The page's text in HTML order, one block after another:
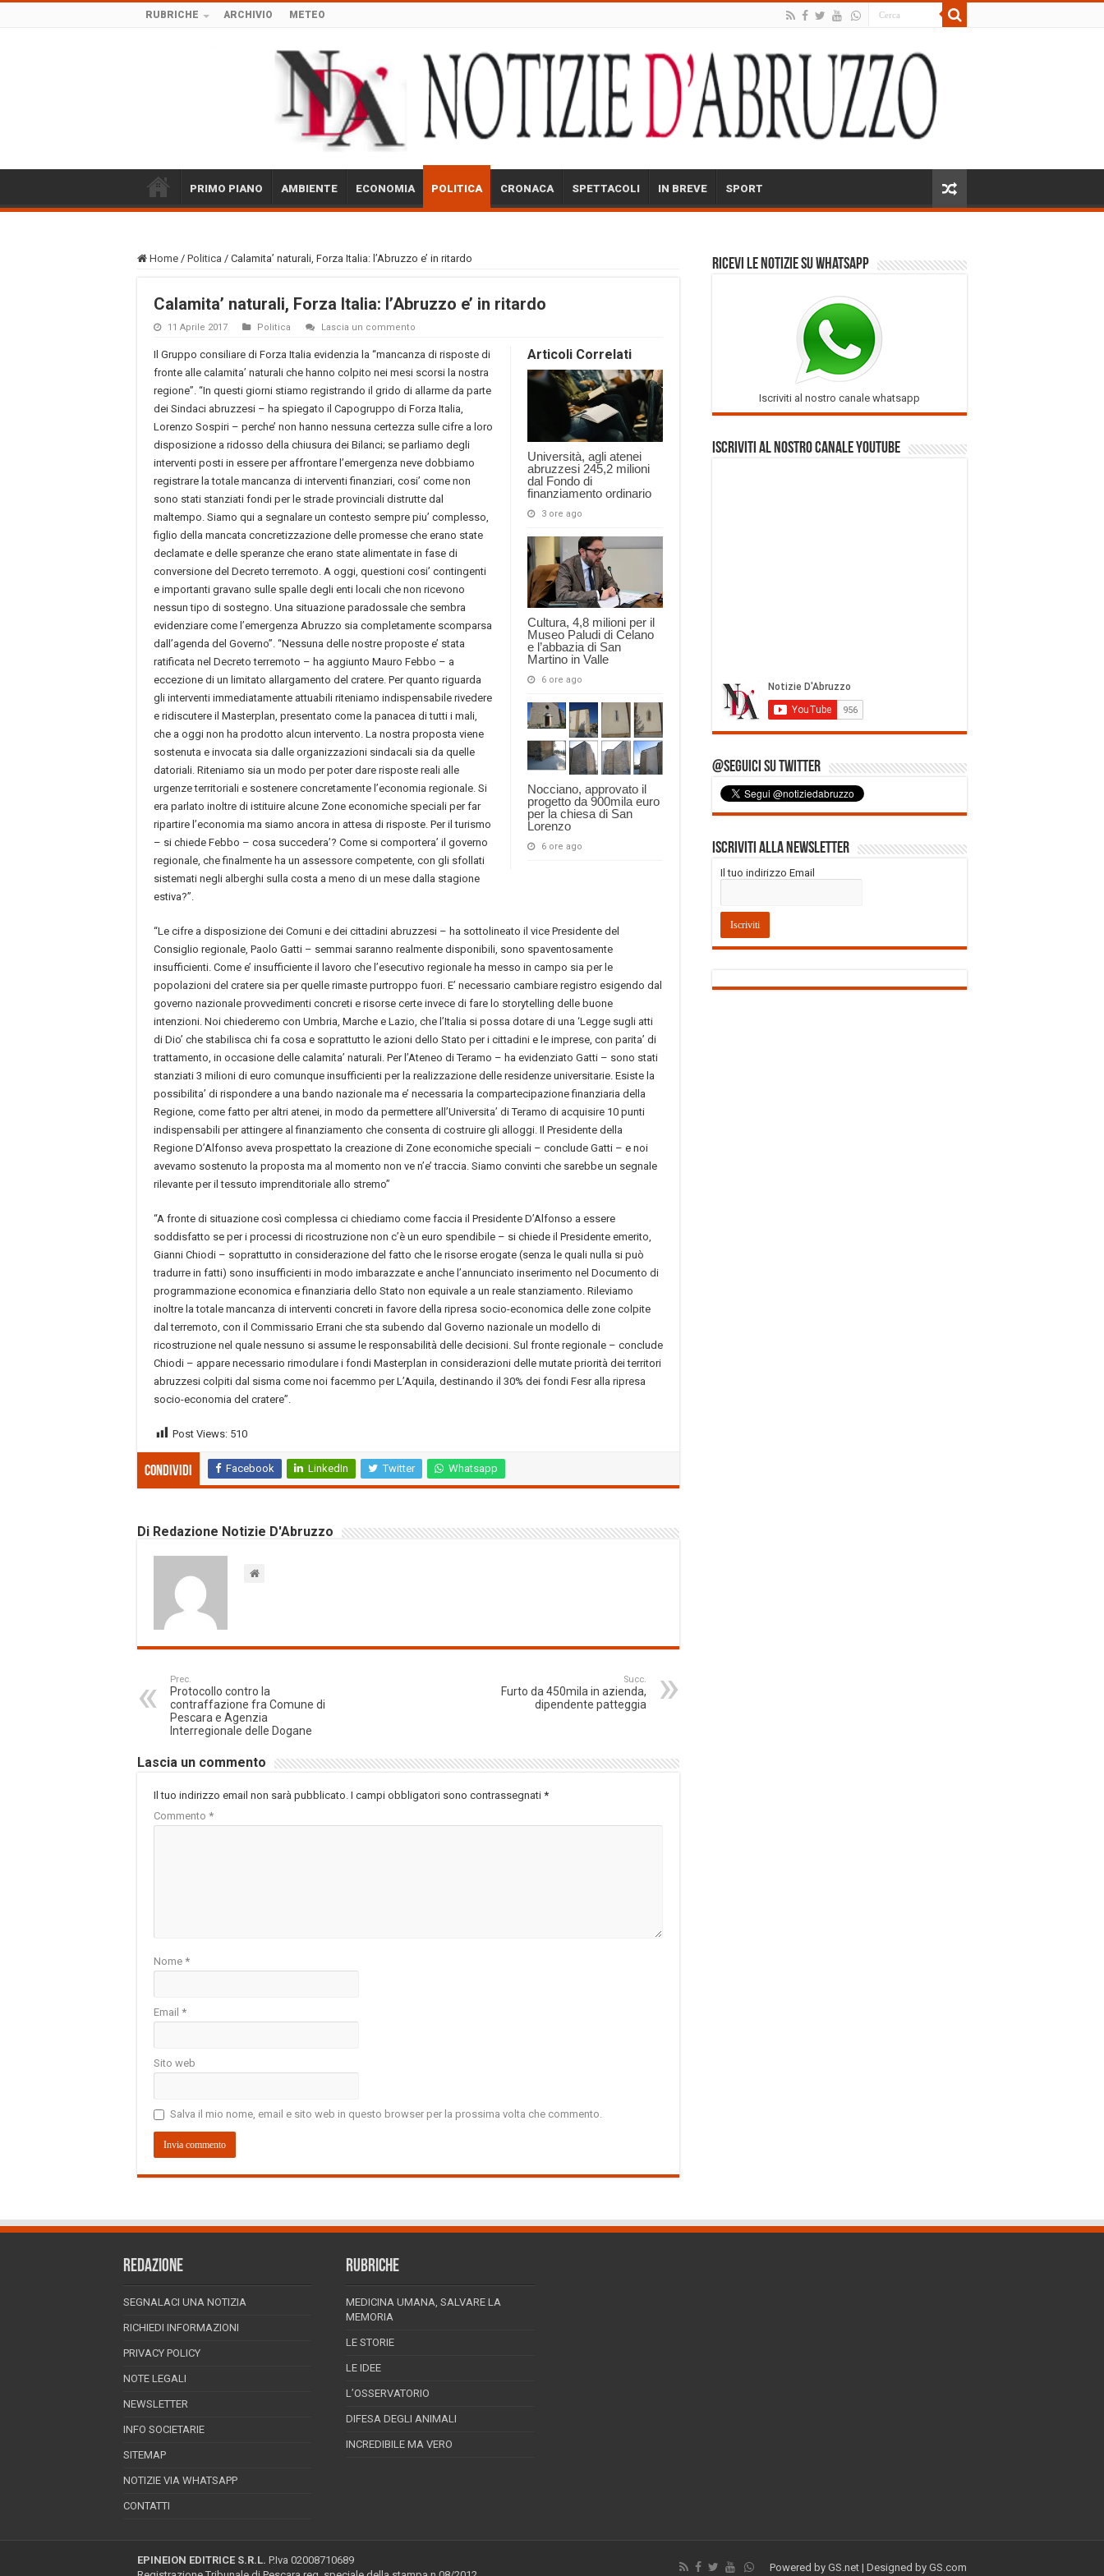
RUBRICHE ARCHIVIO METEO
PRIMO PIANO AMBIENTE ECONOMIA POLITICA CRONACA SPETTACOLI IN BREVE SPORT
Home / Politica / Calamita’ naturali, Forza Italia: l’Abruzzo e’ in ritardo
Calamita’ naturali, Forza Italia: l’Abruzzo e’ in ritardo
11 Aprile 2017 Politica Lascia un commento
Articoli Correlati
Università, agli atenei
abruzzesi 245,2 milioni
dal Fondo di
finanziamento ordinario
3 ore ago
Cultura, 4,8 milioni per il
Museo Paludi di Celano
e l’abbazia di San
Martino in Valle
6 ore ago
Nocciano, approvato il
progetto da 900mila euro
per la chiesa di San
Lorenzo
6 ore ago
Il Gruppo consiliare di Forza Italia evidenzia la “mancanza di risposte di
fronte alle calamita’ naturali che hanno colpito nei mesi scorsi la nostra
regione”. “In questi giorni stiamo registrando il grido di allarme da parte
dei Sindaci abruzzesi – ha spiegato il Capogruppo di Forza Italia,
Lorenzo Sospiri – perche’ non hanno nessuna certezza sulle cifre a loro
disposizione a ridosso della chiusura dei Bilanci; se parliamo degli
interventi posti in essere per affrontare l’emergenza neve dobbiamo
registrare la totale mancanza di interventi finanziari, cosi’ come non
sono stati stanziati fondi per le strade provinciali distrutte dal
maltempo. Siamo qui a segnalare un contesto sempre piu’ complesso,
figlio della mancata concretizzazione delle promesse che erano state
declamate e delle speranze che erano state alimentate in fase di
conversione del Decreto terremoto. A oggi, questioni cosi’ contingenti
e importanti gravano sulle spalle degli enti locali che non ricevono
nessun tipo di sostegno. Una situazione paradossale che sembra
evidenziare come l’emergenza Abruzzo sia completamente scomparsa
dall’agenda del Governo”. “Nessuna delle nostre proposte e’ stata
ratificata nel Decreto terremoto – ha aggiunto Mauro Febbo – a
eccezione di un limitato allargamento del cratere. Per quanto riguarda
gli interventi immediatamente attuabili riteniamo indispensabile rivedere
e ridiscutere il Masterplan, presentato come la panacea di tutti i mali,
che a oggi non ha prodotto alcun intervento. La nostra proposta viene
sostenuta e invocata sia dalle organizzazioni sindacali sia da quelle
datoriali. Riteniamo sia un modo per poter dare risposte reali alle
urgenze territoriali e sostenere concretamente l’economia regionale. Si
era parlato inoltre di istituire alcune Zone economiche speciali per far
ripartire l’economia ma siamo ancora in attesa di risposte. Per il turismo
– si chiede Febbo – cosa succedera’? Come si comportera’ il governo
regionale, che finalmente ha un assessore competente, con gli sfollati
sistemati negli alberghi sulla costa a meno di un mese dalla stagione
estiva?”.
“Le cifre a disposizione dei Comuni e dei cittadini abruzzesi – ha sottolineato il vice Presidente del
Consiglio regionale, Paolo Gatti – semmai saranno realmente disponibili, sono spaventosamente
insufficienti. Come e’ insufficiente il lavoro che l’esecutivo regionale ha messo in campo sia per le
popolazioni del cratere sia per quelle rimaste purtroppo fuori. E’ necessario cambiare registro esigendo dal
governo nazionale provvedimenti concreti e risorse certe invece di fare lo storytelling delle buone
intenzioni. Noi chiederemo con Umbria, Marche e Lazio, che l’Italia si possa dotare di una ‘Legge sugli atti
di Dio’ che stabilisca chi fa cosa e soprattutto le azioni dello Stato per i cittadini e le imprese, con parita’ di
trattamento, in occasione delle calamita’ naturali. Per l’Ateneo di Teramo – ha evidenziato Gatti – sono stati
stanziati 3 milioni di euro comunque insufficienti per la realizzazione delle residenze universitarie. Esiste la
possibilita’ di rispondere a una bando nazionale ma e’ necessaria la compartecipazione finanziaria della
Regione, come fatto per altri atenei, in modo da permettere all’Universita’ di Teramo di acquisire 10 punti
indispensabili per attingere al finanziamento che consenta di costruire gli alloggi. Il Presidente della
Regione D’Alfonso aveva prospettato la creazione di Zone economiche speciali – conclude Gatti – e noi
avevamo sostenuto la proposta ma al momento non ve n’e’ traccia. Siamo convinti che sarebbe un segnale
rilevante per il tessuto imprenditoriale allo stremo”
“A fronte di situazione così complessa ci chiediamo come faccia il Presidente D’Alfonso a essere
soddisfatto se per i processi di ricostruzione non c’è un euro spendibile – si chiede il Presidente emerito,
Gianni Chiodi – soprattutto in considerazione del fatto che le risorse erogate (senza le quali nulla si può
tradurre in fatti) sono insufficienti in modo imbarazzate e anche l’annunciato inserimento nel Documento di
programmazione economica e finanziaria dello Stato non equivale a un reale stanziamento. Rileviamo
inoltre la totale mancanza di interventi concreti in favore della ripresa socio-economica delle zone colpite
dal terremoto, con il Commissario Errani che sta subendo dal Governo nazionale un modello di
ricostruzione nel quale nessuno si assume le responsabilità delle decisioni. Sul fronte regionale – conclude
Chiodi – appare necessario rimodulare i fondi Masterplan in considerazioni delle mutate priorità dei territori
abruzzesi colpiti dal sisma come noi facemmo per L’Aquila, destinando il 30% dei fondi Fesr alla ripresa
socio-economia del cratere”.
Post Views: 510
Condividi Facebook LinkedIn Twitter Whatsapp
Di Redazione Notizie D'Abruzzo
Prec.
Protocollo contro la
contraffazione fra Comune di
Pescara e Agenzia
Interregionale delle Dogane
Succ.
Furto da 450mila in azienda,
dipendente patteggia
Lascia un commento
Il tuo indirizzo email non sarà pubblicato. I campi obbligatori sono contrassegnati *
Commento *
Nome *
Email *
Sito web
Salva il mio nome, email e sito web in questo browser per la prossima volta che commento.
Ricevi le notizie su Whatsapp
Iscriviti al nostro canale whatsapp
Iscriviti al nostro Canale Youtube
@Seguici su Twitter
Iscriviti alla Newsletter
Il tuo indirizzo Email
REDAZIONE
SEGNALACI UNA NOTIZIA
RICHIEDI INFORMAZIONI
PRIVACY POLICY
NOTE LEGALI
NEWSLETTER
INFO SOCIETARIE
SITEMAP
NOTIZIE VIA WHATSAPP
CONTATTI
RUBRICHE
MEDICINA UMANA, SALVARE LA
MEMORIA
LE STORIE
LE IDEE
L’OSSERVATORIO
DIFESA DEGLI ANIMALI
INCREDIBILE MA VERO
Powered by GS.net | Designed by GS.com
EPINEION EDITRICE S.R.L. P.Iva 02008710689